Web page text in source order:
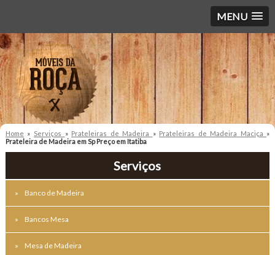
MENU
Home » Serviços » Prateleiras de Madeira » Prateleiras de Madeira Maciça »
Prateleira de Madeira em Sp Preço em Itatiba
Serviços
Banco de Madeira
Bancos Mesa
Mesa de Madeira